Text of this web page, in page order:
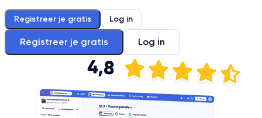
Registreer je gratis Log in
Registreer je gratis Log in